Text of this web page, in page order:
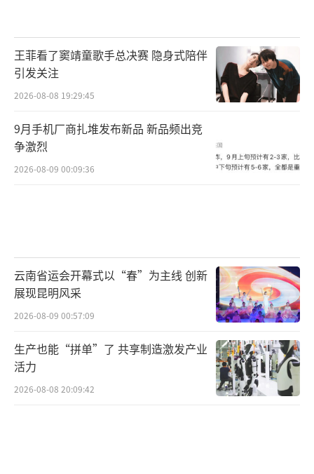
王菲看了窦靖童歌手总决赛 隐身式陪伴
引发关注
2026-08-08 19:29:45
9月手机厂商扎堆发布新品 新品频出竞
争激烈
2026-08-09 00:09:36
云南省运会开幕式以“春”为主线 创新
展现昆明风采
2026-08-09 00:57:09
生产也能“拼单”了 共享制造激发产业
活力
2026-08-08 20:09:42